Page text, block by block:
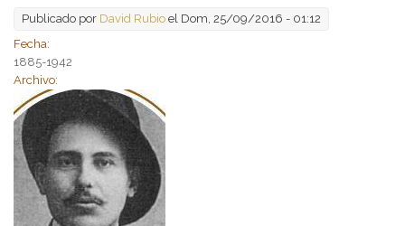
Publicado por David Rubio el Dom, 25/09/2016 - 01:12
Fecha:
1885-1942
Archivo: